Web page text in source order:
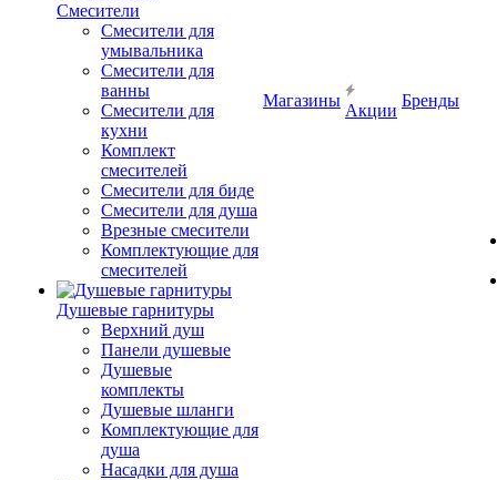
Смесители
Смесители для
умывальника
Смесители для
ванны
Смесители для
кухни
Комплект
смесителей
Смесители для биде
Смесители для душа
Врезные смесители
Комплектующие для
смесителей
Душевые гарнитуры
Верхний душ
Панели душевые
Душевые
комплекты
Душевые шланги
Комплектующие для
душа
Насадки для душа
Магазины
Акции
Бренды